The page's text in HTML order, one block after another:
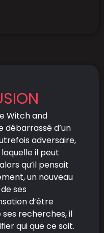
Witch and
débarrassé d’un
adversaire,
il peut
qu’il pensait
un nouveau
ses
d’être
recherches, il
qui que ce soit.